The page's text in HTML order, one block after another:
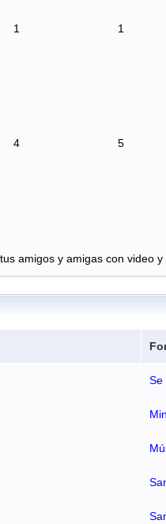
1 1
4 5
amigos y amigas con video y
Se